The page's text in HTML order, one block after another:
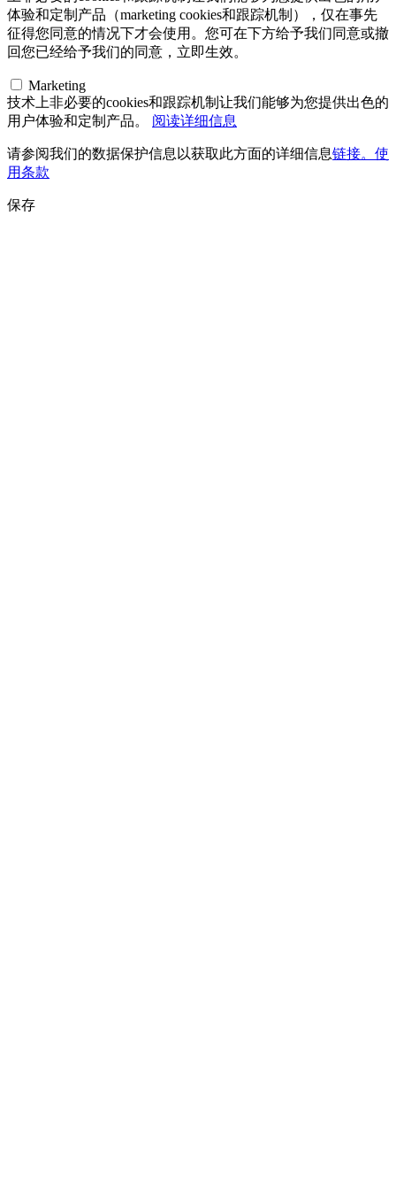
体验和定制产品（marketing cookies和跟踪机制），仅在事先
征得您同意的情况下才会使用。您可在下方给予我们同意或撤
回您已经给予我们的同意，立即生效。
Marketing
技术上非必要的cookies和跟踪机制让我们能够为您提供出色的
用户体验和定制产品。 阅读详细信息
请参阅我们的数据保护信息以获取此方面的详细信息链接。使
用条款
保存